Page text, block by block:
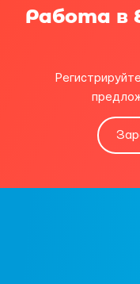
Работа в